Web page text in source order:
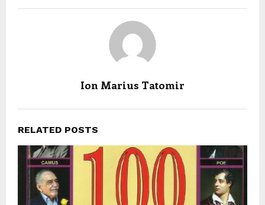
Ion Marius Tatomir
RELATED POSTS